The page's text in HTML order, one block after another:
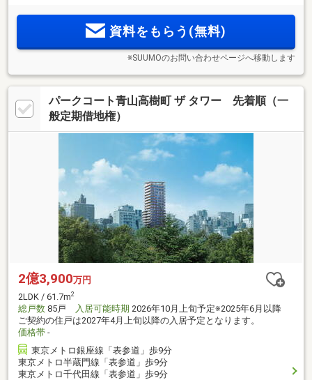
化施設も身近なロケーション【物件エントリー受付中】
資料をもらう(無料)
※SUUMOのお問い合わせページへ移動します
パークコート青山高樹町 ザ タワー 先着順（一
般定期借地権）
2億3,900万円
2LDK / 61.7m2
総戸数 85戸 入居可能時期 2026年10月上旬予定※2025年6月以降
ご契約の住戸は2027年4月上旬以降の入居予定となります。
価格帯 -
東京メトロ銀座線「表参道」歩9分
東京メトロ半蔵門線「表参道」歩9分
東京メトロ千代田線「表参道」歩9分